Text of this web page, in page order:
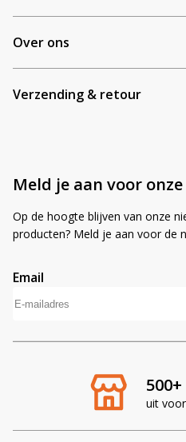
uit
Over ons
Verzending & retour
Meld je aan voor
Op de hoogte blijven van onze
producten? Meld je aan voor de
Email
A
t